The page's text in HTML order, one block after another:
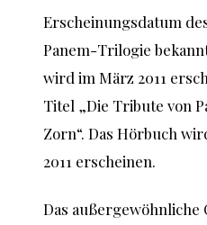
Erscheinungsdatum
Panem-Trilogie
wird im März 2011
Titel „Die Tribute von
Zorn“. Das Hörbuch
2011 erscheinen.
Das